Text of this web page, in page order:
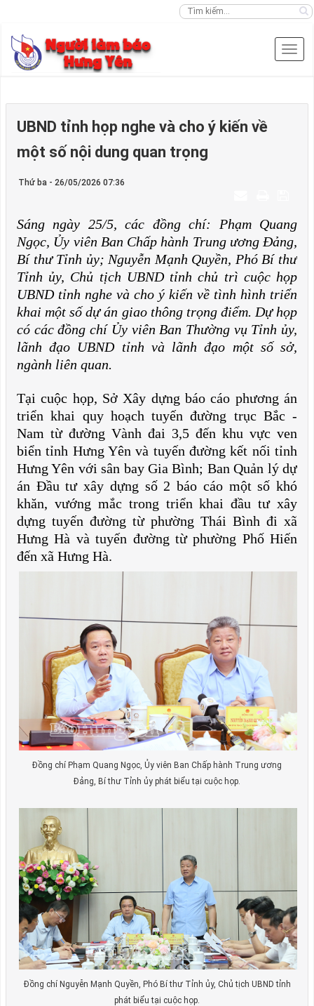
UBND tỉnh họp nghe và cho ý kiến về
một số nội dung quan trọng
Thứ ba - 26/05/2026 07:36
Sáng ngày 25/5, các đồng chí: Phạm Quang
Ngọc, Ủy viên Ban Chấp hành Trung ương Đảng,
Bí thư Tỉnh ủy; Nguyễn Mạnh Quyền, Phó Bí thư
Tỉnh ủy, Chủ tịch UBND tỉnh chủ trì cuộc họp
UBND tỉnh nghe và cho ý kiến về tình hình triển
khai một số dự án giao thông trọng điểm. Dự họp
có các đồng chí Ủy viên Ban Thường vụ Tỉnh ủy,
lãnh đạo UBND tỉnh và lãnh đạo một số sở,
ngành liên quan.
Tại cuộc họp, Sở Xây dựng báo cáo phương án
triển khai quy hoạch tuyến đường trục Bắc -
Nam từ đường Vành đai 3,5 đến khu vực ven
biển tỉnh Hưng Yên và tuyến đường kết nối tỉnh
Hưng Yên với sân bay Gia Bình; Ban Quản lý dự
án Đầu tư xây dựng số 2 báo cáo một số khó
khăn, vướng mắc trong triển khai đầu tư xây
dựng tuyến đường từ phường Thái Bình đi xã
Hưng Hà và tuyến đường từ phường Phố Hiến
đến xã Hưng Hà.
Đồng chí Phạm Quang Ngọc, Ủy viên Ban Chấp hành Trung ương
Đảng, Bí thư Tỉnh ủy phát biểu tại cuộc họp.
Đồng chí Nguyễn Mạnh Quyền, Phó Bí thư Tỉnh ủy, Chủ tịch UBND tỉnh
phát biểu tại cuộc họp.